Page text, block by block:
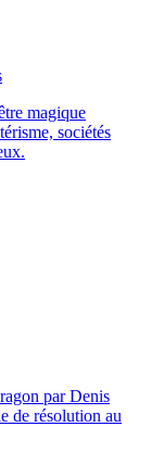
magique
sociétés
par Denis
de résolution au